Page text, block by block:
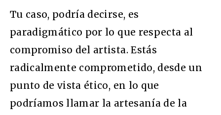
Tu caso, podría decirse, es
paradigmático por lo que respecta al
compromiso del artista. Estás
radicalmente comprometido, desde un
punto de vista ético, en lo que
podríamos llamar la artesanía de la